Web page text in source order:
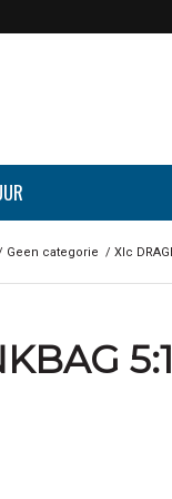
Geen categorie / Xlc